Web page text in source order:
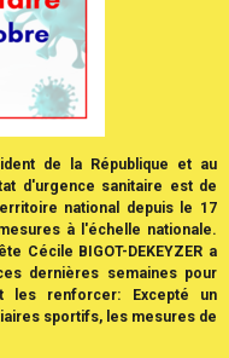
de la République et au
d'urgence sanitaire est de
national depuis le 17
à l'échelle nationale.
Cécile BIGOT-DEKEYZER a
dernières semaines pour
les renforcer: Excepté un
sportifs, les mesures de